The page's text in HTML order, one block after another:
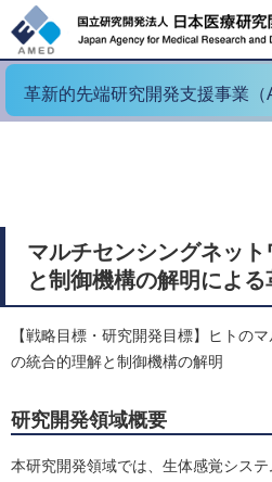
革新的先端研究開発支援事業（
マルチセンシングネッ
と制御機構の解明によ
【戦略目標・研究開発目標】ヒトの
の統合的理解と制御機構の解明
研究開発領域概要
本研究開発領域では、生体感覚シス